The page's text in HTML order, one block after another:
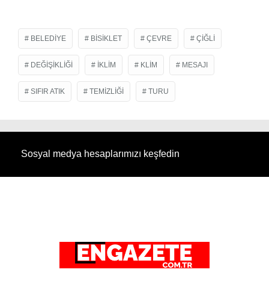
BELEDIYE BISIKLET ÇEVRE ÇIĞLI
DEĞIŞIKLIĞI IKLIM KLIM MESAJI
SIFIR ATIK TEMIZLIĞI TURU
Sosyal medya hesaplarımızı keşfedin